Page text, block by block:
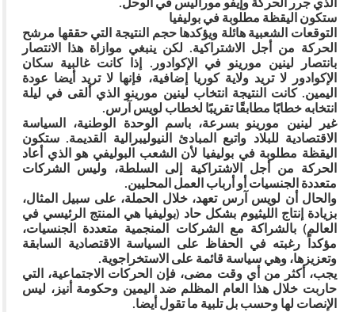
الذي جرر الحركة وإيفو موراليس في الوحل.
ستكون اليقظة مطلوبة في بوليفيا
التوقعات الشعبية هائلة ويؤكدها حجم النتيجة التي حققها مرشح
الحركة من أجل الاشتراكية. لكن ينبغي موازاة هذا الانتصار
بانتصار لينين مورينو في الإكوادور. إذا كانت غالبية سكان
الإكوادور لا تريد ولاية كوريا إضافية، فإنها لا تريد أيضا عودة
اليمين. كانت النتيجة انتخاب لينين مورينو الذي ألقى في ليلة
انتخابه خطابًا مطابقًا تقريبًا لخطاب لويس آرس.
غير لينين مورينو بسرعة، باسم الوحدة الوطنية، السياسة
الاقتصادية للبلاد واتبع المبادئ النيوليبرالية القديمة. ستكون
اليقظة مطلوبة في بوليفيا لأن الشعب البوليفي هو الذي أعاد
الحركة من أجل الاشتراكية إلى السلطة، وليس الشركات
متعددة الجنسيات أو أرباب العمل المحليين.
والحال أن لويس آرس تعهد، خلال الحملة، على سبيل المثال،
بزيادة إنتاج الليثيوم بشكل حاد (بوليفيا هي المنتج الرئيسي في
العالم) بالشراكة مع الشركات المنجمية متعددة الجنسيات،
مؤكداً رغبته في الحفاظ على السياسة الاقتصادية السابقة
وتعزيزها، وهي سياسة قائمة على الاستخراجوية.
يجب، أكثر من أي وقت مضى، فإن الحركات الاجتماعية، التي
حاربت خلال هذا العام المظلم ضد اليمين وحكومة أنيز، ليس
الإنصات لها وحسب بل تلبية ما تقول أيضا.